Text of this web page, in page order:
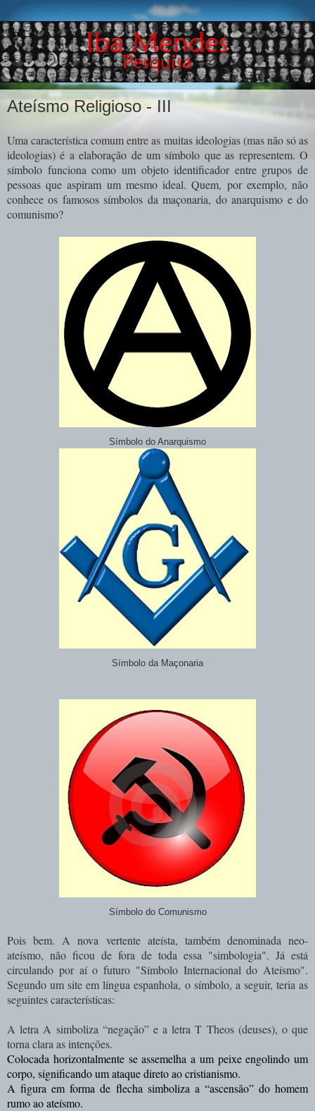
Ateísmo Religioso - III
Uma característica comum entre as muitas ideologias (mas não só as
ideologias) é a elaboração de um símbolo que as representem. O
símbolo funciona como um objeto identificador entre grupos de
pessoas que aspiram um mesmo ideal. Quem, por exemplo, não
conhece os famosos símbolos da maçonaria, do anarquismo e do
comunismo?
Símbolo do Anarquismo
Símbolo da Maçonaria
Símbolo do Comunismo
Pois bem. A nova vertente ateísta, também denominada neo-
ateísmo, não ficou de fora de toda essa "simbologia". Já está
circulando por aí o futuro "Símbolo Internacional do Ateísmo".
Segundo um site em língua espanhola, o símbolo, a seguir, teria as
seguintes características:
A letra A simboliza “negação” e a letra T Theos (deuses), o que
torna clara as intenções.
Colocada horizontalmente se assemelha a um peixe engolindo um
corpo, significando um ataque direto ao cristianismo.
A figura em forma de flecha simboliza a “ascensão” do homem
rumo ao ateísmo.